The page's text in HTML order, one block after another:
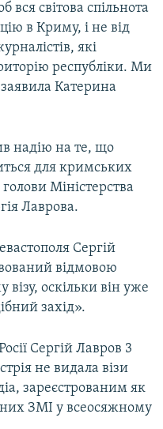
світова спільнота
в Криму, і не від
які
республіки. Ми
Катерина
надію на те, що
для кримських
Міністерства
Лаврова.
Сергій
відмовою
візу, оскільки він уже
захід».
Сергій Лавров 3
не видала візи
зареєстрованим як
ЗМІ у всеосяжному